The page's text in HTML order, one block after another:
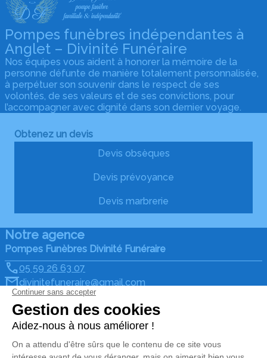
Pompes funèbres indépendantes à
Anglet – Divinité Funéraire
Nos équipes vous aident à honorer la mémoire de la
personne défunte de manière totalement personnalisée,
à perpétuer son souvenir dans le respect de ses
volontés, de ses valeurs et de ses convictions, pour
l’accompagner avec dignité dans son dernier voyage.
Obtenez un devis
Devis obsèques
Devis prévoyance
Devis marbrerie
Notre agence
Pompes Funèbres Divinité Funéraire
05 59 26 63 07
divinitefuneraire@gmail.com
115 Avenue d'Espagne ZAC de Parme - 64600 -
Anglet
5/5 - 230 avis
Nos Services
Organiser des obsèques
Liens utiles
Avis de décès